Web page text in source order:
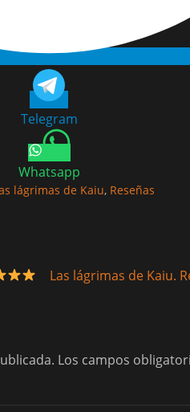
Telegram
Whatsapp
lágrimas de Kaiu, Reseñas
Entrada
Las lágrimas de Kaiu.
Los campos